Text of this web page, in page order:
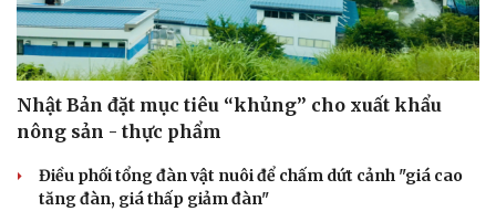
Nhật Bản đặt mục tiêu “khủng” cho xuất khẩu
nông sản - thực phẩm
Điều phối tổng đàn vật nuôi để chấm dứt cảnh "giá cao
tăng đàn, giá thấp giảm đàn"